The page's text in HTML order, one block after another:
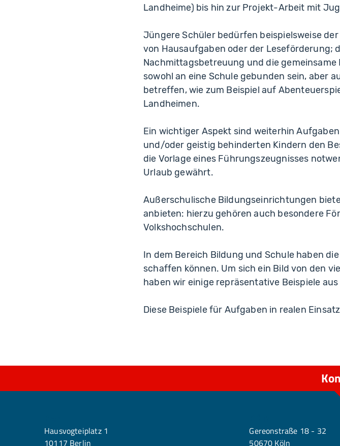
Landheime) bis hin zur Projekt-Arbeit mit
Jüngere Schüler bedürfen beispielsweise
von Hausaufgaben oder der Leseförderung;
Nachmittagsbetreuung und die gemeinsame
sowohl an eine Schule gebunden sein, aber
betreffen, wie zum Beispiel auf
Landheimen.
Ein wichtiger Aspekt sind weiterhin
und/oder geistig behinderten Kindern den
die Vorlage eines Führungszeugnisses
Urlaub gewährt.
Außerschulische Bildungseinrichtungen
anbieten: hierzu gehören auch besondere
Volkshochschulen.
In dem Bereich Bildung und Schule haben
schaffen können. Um sich ein Bild von den
haben wir einige repräsentative Beispiele
Diese Beispiele für Aufgaben in realen
Hausvogteiplatz 1
10117 Berlin
Gereonstraße 18 - 32
50670 Köln